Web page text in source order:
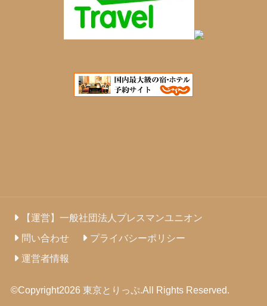
【運営】一般社団法人プレスマンユニオン
問い合わせ
プライバシーポリシー
運営者情報
©Copyright2026 東京とりっぷ.All Rights Reserved.